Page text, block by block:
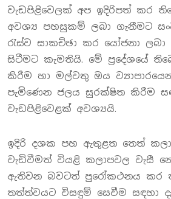
වැඩපිළිවෙලක් අප ඉදිරිපත් කර
අවශ්‍ය පහසුකම් ලබා ගැනීමට
රැස්ව සාකච්ඡා කර යෝජනා ලබා
සිටීමට කැමතියි. මේ ප්‍රදේශයේ
කිරීම හා මල්වතු ඔය
පැමිණෙන ජලය සුරක්ෂිත කිරීම
වැඩපිළිවෙළක් අවශ්‍යයි.
ඉදිරි දශක පහ ඇතුළත තෙත්
වැඩිවීමත් වියළි කලාපවල වැසී
ඇතිවන බවටත් පුරෝකථනය කර
තත්ත්වයට විසඳුම් සෙවීම සඳහා